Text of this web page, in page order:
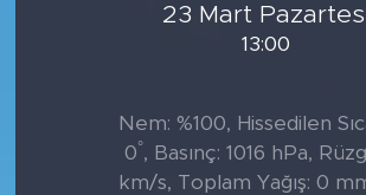
23 Mart
13:00
Nem: %100, Hissedilen
0°, Basınç: 1016 hPa,
km/s, Toplam Yağış: 0